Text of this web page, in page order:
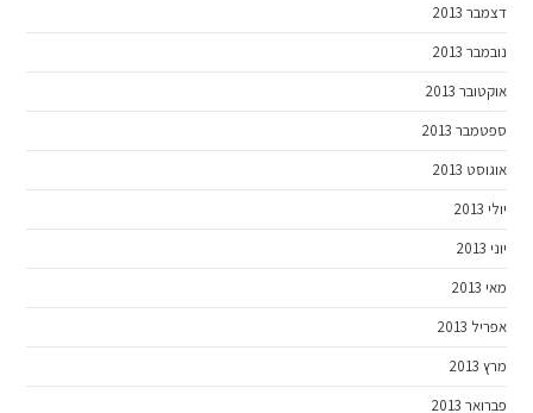
דצמבר 2013
נובמבר 2013
אוקטובר 2013
ספטמבר 2013
אוגוסט 2013
יולי 2013
יוני 2013
מאי 2013
אפריל 2013
מרץ 2013
פברואר 2013